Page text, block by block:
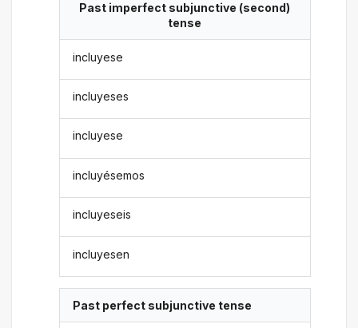
Past imperfect subjunctive (second)
tense
incluyese
incluyeses
incluyese
incluyésemos
incluyeseis
incluyesen
Past perfect subjunctive tense